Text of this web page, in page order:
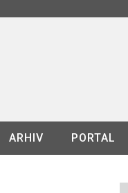
ARHIV PORTAL